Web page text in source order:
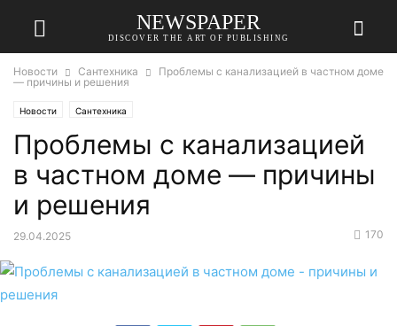
NEWSPAPER
DISCOVER THE ART OF PUBLISHING
Новости Сантехника
Проблемы с канализацией в частном доме
— причины и решения
Новости Сантехника
Проблемы с канализацией
в частном доме — причины
и решения
29.04.2025 170